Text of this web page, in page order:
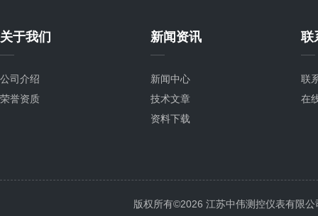
关于我们
公司介绍
荣誉资质
新闻资讯
新闻中心
技术文章
资料下载
联
联
在
版权所有©2026 江苏中伟测控仪表有限